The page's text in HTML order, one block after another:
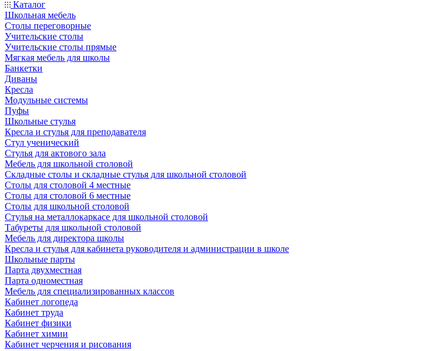
Каталог
Школьная мебель
Столы переговорные
Учительские столы
Учительские столы прямые
Мягкая мебель для школы
Банкетки
Диваны
Кресла
Модульные системы
Пуфы
Школьные стулья
Кресла и стулья для преподавателя
Стул ученический
Стулья для актового зала
Мебель для школьной столовой
Складные столы и складные стулья для школьной столовой
Столы для столовой 4 местные
Столы для столовой 6 местные
Столы для школьной столовой
Стулья на металлокаркасе для школьной столовой
Табуреты для школьной столовой
Мебель для директора школы
Кресла и стулья для кабинета руководителя и администрации в школе
Школьные парты
Парта двухместная
Парта одноместная
Мебель для специализированных классов
Кабинет логопеда
Кабинет труда
Кабинет физики
Кабинет химии
Кабинет черчения и рисования